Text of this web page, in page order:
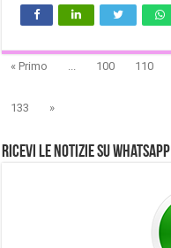
« Primo 100 110
133
»
Ricevi le notizie su Whatsapp